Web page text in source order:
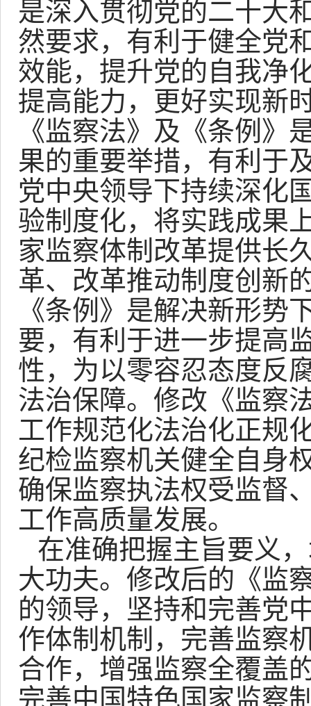
是深入贯彻党的二十大
然要求，有利于健全党
效能，提升党的自我净
提高能力，更好实现新
《监察法》及《条例》
果的重要举措，有利于
党中央领导下持续深化
验制度化，将实践成果
家监察体制改革提供长
革、改革推动制度创新
《条例》是解决新形势
要，有利于进一步提高
性，为以零容忍态度反
法治保障。修改《监察
工作规范化法治化正规
纪检监察机关健全自身
确保监察执法权受监督
工作高质量发展。
在准确把握主旨要义
大功夫。修改后的《监
的领导，坚持和完善党
作体制机制，完善监察
合作，增强监察全覆盖
完善中国特色国家监察